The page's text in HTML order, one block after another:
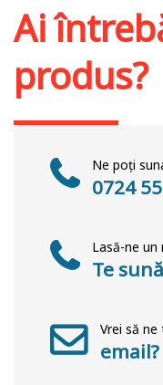
Ai
produs?
Ne poți
0724
Lasă-ne
Te
Vrei să
email?